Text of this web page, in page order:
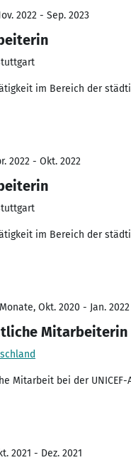
2022 - Sep. 2023
im Bereich der
2022 - Okt. 2022
im Bereich der
Okt. 2020 - Jan. 2022
Mitarbeiterin
Mitarbeit bei der UNICEF-
2021 - Dez. 2021